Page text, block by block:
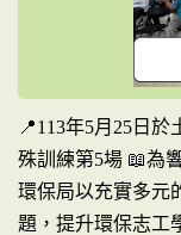
📍113年5月25日
殊訓練第5場 📖為
環保局以充實多元
題，提升環保志工